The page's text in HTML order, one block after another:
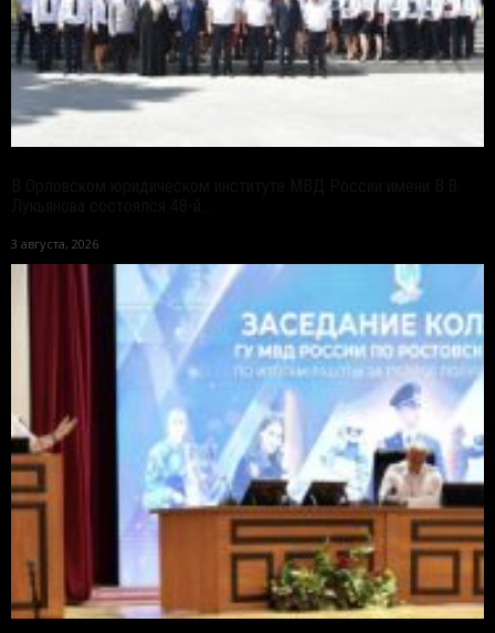
3 августа, 2026